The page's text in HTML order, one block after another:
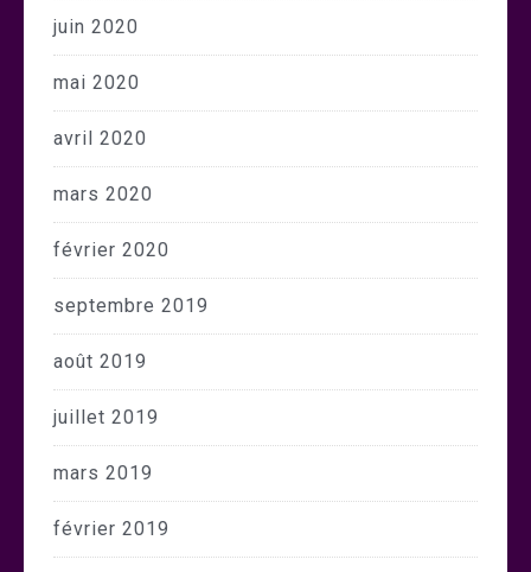
juin 2020
mai 2020
avril 2020
mars 2020
février 2020
septembre 2019
août 2019
juillet 2019
mars 2019
février 2019